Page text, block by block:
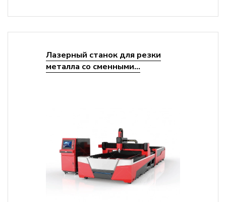
Лазерный станок для резки
металла со сменными...